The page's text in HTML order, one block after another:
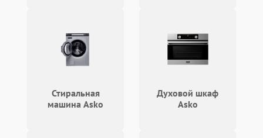
Стиральная
машина Asko
Духовой шкаф
Asko